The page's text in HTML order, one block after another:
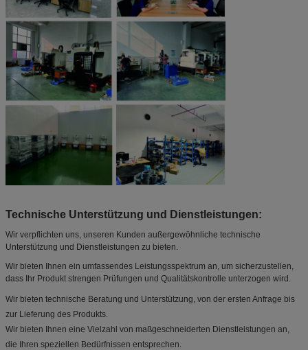
Technische Unterstützung und Dienstleistungen:
Wir verpflichten uns, unseren Kunden außergewöhnliche technische
Unterstützung und Dienstleistungen zu bieten.
Wir bieten Ihnen ein umfassendes Leistungsspektrum an, um sicherzustellen,
dass Ihr Produkt strengen Prüfungen und Qualitätskontrolle unterzogen wird.
Wir bieten technische Beratung und Unterstützung, von der ersten Anfrage bis
zur Lieferung des Produkts.
Wir bieten Ihnen eine Vielzahl von maßgeschneiderten Dienstleistungen an,
die Ihren speziellen Bedürfnissen entsprechen.